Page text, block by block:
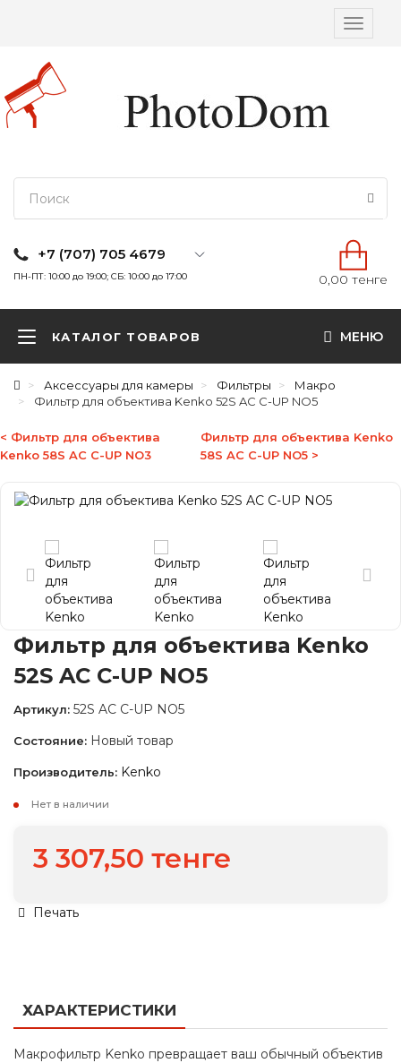
Вкл/
+7 (707) 705 4679
ПН-ПТ: 10:00 до 19:00; СБ: 10:00 до 17:00 0,00 тенге
КАТАЛОГ ТОВАРОВ МЕНЮ
Аксессуары для камеры Фильтры
Макро
Фильтр для объектива Kenko 52S AC C-UP NO5
< Фильтр для объектива
Kenko 58S AC C-UP NO3
Фильтр для объектива Kenko
58S AC C-UP NO5 >
Фильтр для объектива Kenko
52S AC C-UP NO5
Артикул: 52S AC C-UP NO5
Состояние: Новый товар
Производитель: Kenko
Нет в наличии
3 307,50 тенге
Печать
ХАРАКТЕРИСТИКИ
Макрофильтр Kenko превращает ваш обычный объектив